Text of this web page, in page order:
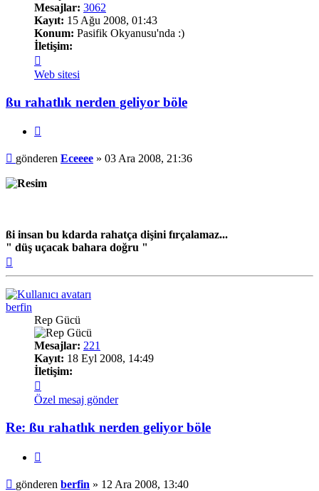
Mesajlar: 3062
Kayıt: 15 Ağu 2008, 01:43
Konum: Pasifik Okyanusu'nda :)
İletişim:
Eceeee
Web sitesi
ßu rahatlık nerden geliyor böle
Mesaj
gönderen Eceeee » 03 Ara 2008, 21:36
ßi insan bu kdarda rahatça dişini fırçalamaz...
" düş uçacak bahara doğru "
berfin
Rep Gücü
Mesajlar: 221
Kayıt: 18 Eyl 2008, 14:49
İletişim:
berfin
Özel mesaj gönder
Re: ßu rahatlık nerden geliyor böle
Mesaj
gönderen berfin » 12 Ara 2008, 13:40